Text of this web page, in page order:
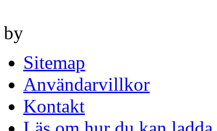
by
Sitemap
Användarvillkor
Kontakt